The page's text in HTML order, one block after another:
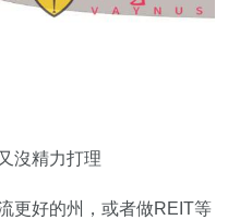
沒精力打理
更好的州，或者做REIT等